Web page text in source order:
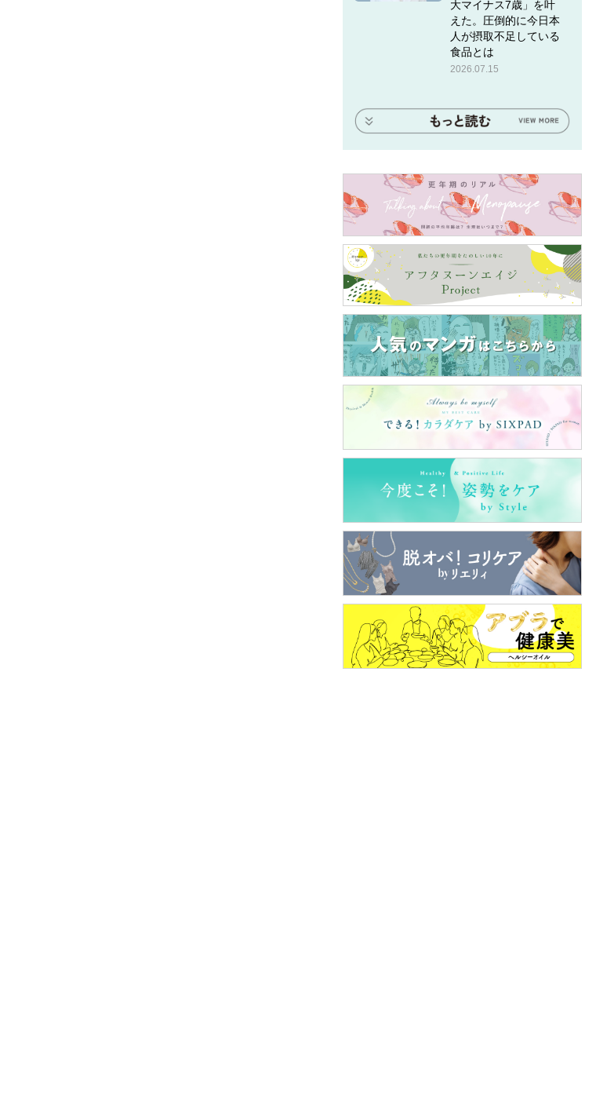
大マイナス7歳」を叶
えた。圧倒的に今日本
人が摂取不足している
食品とは
2026.07.15